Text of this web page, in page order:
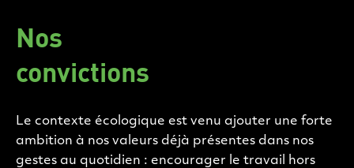
Nos
convictions
Le contexte écologique est venu ajouter une forte
ambition à nos valeurs déjà présentes dans nos
gestes au quotidien : encourager le travail hors